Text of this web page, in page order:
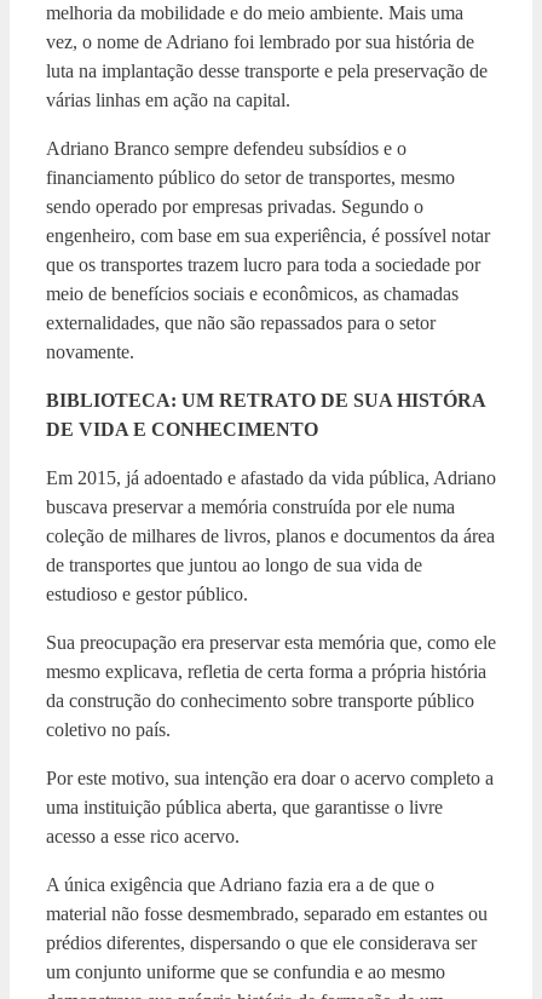
melhoria da mobilidade e do meio ambiente. Mais uma
vez, o nome de Adriano foi lembrado por sua história de
luta na implantação desse transporte e pela preservação de
várias linhas em ação na capital.
Adriano Branco sempre defendeu subsídios e o
financiamento público do setor de transportes, mesmo
sendo operado por empresas privadas. Segundo o
engenheiro, com base em sua experiência, é possível notar
que os transportes trazem lucro para toda a sociedade por
meio de benefícios sociais e econômicos, as chamadas
externalidades, que não são repassados para o setor
novamente.
BIBLIOTECA: UM RETRATO DE SUA HISTÓRA
DE VIDA E CONHECIMENTO
Em 2015, já adoentado e afastado da vida pública, Adriano
buscava preservar a memória construída por ele numa
coleção de milhares de livros, planos e documentos da área
de transportes que juntou ao longo de sua vida de
estudioso e gestor público.
Sua preocupação era preservar esta memória que, como ele
mesmo explicava, refletia de certa forma a própria história
da construção do conhecimento sobre transporte público
coletivo no país.
Por este motivo, sua intenção era doar o acervo completo a
uma instituição pública aberta, que garantisse o livre
acesso a esse rico acervo.
A única exigência que Adriano fazia era a de que o
material não fosse desmembrado, separado em estantes ou
prédios diferentes, dispersando o que ele considerava ser
um conjunto uniforme que se confundia e ao mesmo